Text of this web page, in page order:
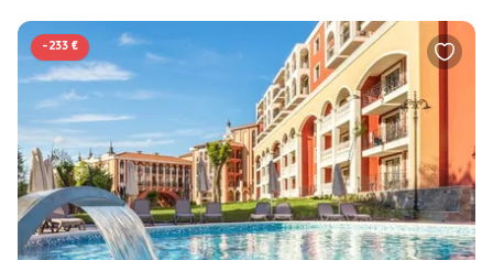
-233 €